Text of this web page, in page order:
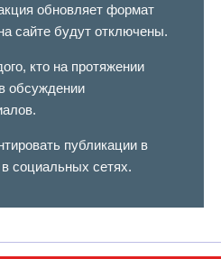
обновляет формат
сайте будут отключены.
кто на протяжении
обсуждении
публикации в
социальных сетях.